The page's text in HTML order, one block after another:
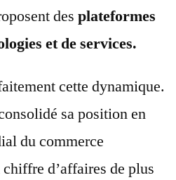
des plateformes
et de services.
cette dynamique.
sa position en
du commerce
d’affaires de plus